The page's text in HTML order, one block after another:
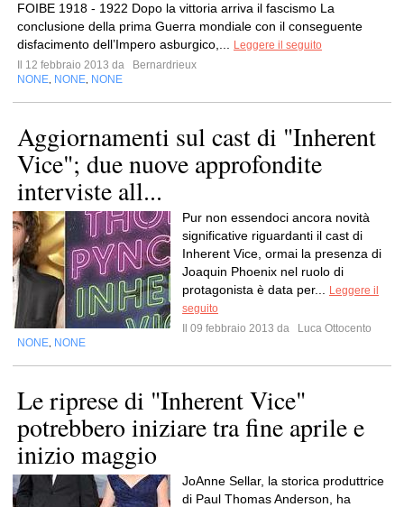
FOIBE 1918 - 1922 Dopo la vittoria arriva il fascismo La
conclusione della prima Guerra mondiale con il conseguente
disfacimento dell’Impero asburgico,...
Leggere il seguito
Il 12 febbraio 2013 da
Bernardrieux
NONE NONE NONE
Aggiornamenti sul cast di "Inherent
Vice"; due nuove approfondite
interviste all...
Pur non essendoci ancora novità
significative riguardanti il cast di
Inherent Vice, ormai la presenza di
Joaquin Phoenix nel ruolo di
protagonista è data per...
Leggere il
seguito
Il 09 febbraio 2013 da
Luca Ottocento
NONE NONE
Le riprese di "Inherent Vice"
potrebbero iniziare tra fine aprile e
inizio maggio
JoAnne Sellar, la storica produttrice
di Paul Thomas Anderson, ha